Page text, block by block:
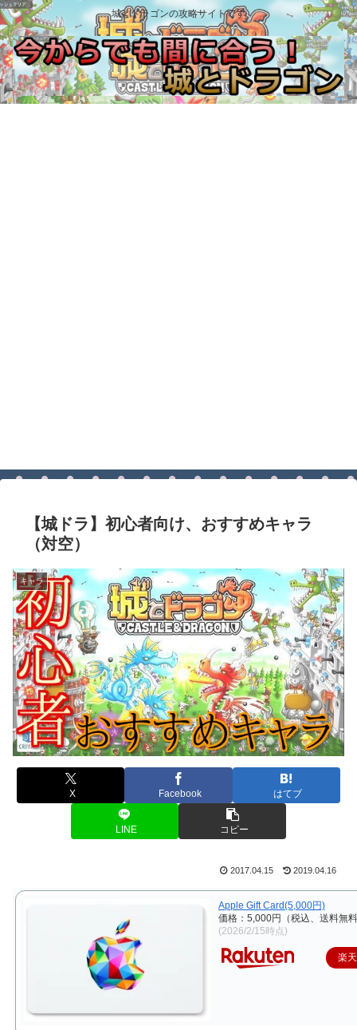
城とドラゴンの攻略サイトです
【城ドラ】初心者向け、おすすめキャラ
（対空）
キャラ
X Facebook はてブ
LINE コピー
2017.04.15 2019.04.16
Apple Gift Card(5,000円)
価格：5,000円（税込、送料無
(2026/2/15時点)
楽